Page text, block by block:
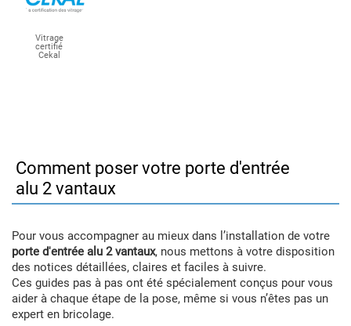
Vitrage
certifié
Cekal
Comment poser votre porte d'entrée
alu 2 vantaux
Pour vous accompagner au mieux dans l’installation de votre
porte d'entrée alu 2 vantaux, nous mettons à votre disposition
des notices détaillées, claires et faciles à suivre.
Ces guides pas à pas ont été spécialement conçus pour vous
aider à chaque étape de la pose, même si vous n’êtes pas un
expert en bricolage.